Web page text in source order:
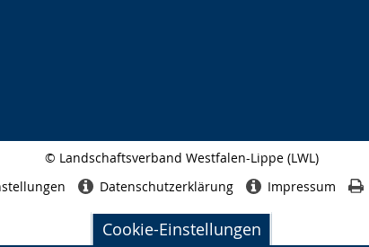
Cookie-Einstellungen
© Landschaftsverband Westfalen-Lippe (LWL)
Datenschutzerklärung Impressum